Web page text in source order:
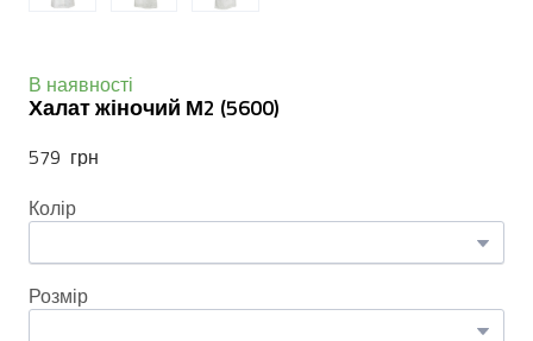
В наявності
Халат жіночий М2 (5600)
579  грн
Колір
Розмір